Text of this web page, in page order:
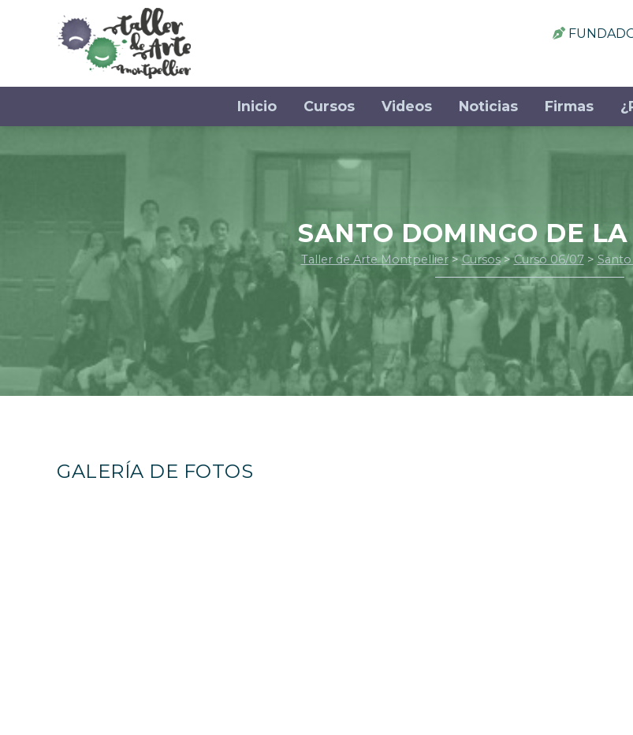
Inicio Cursos Videos Noticias Firmas
SANTO DOMINGO DE
Taller de Arte Montpellier>Cursos>Curso 06/07>
GALERÍA DE FOTOS